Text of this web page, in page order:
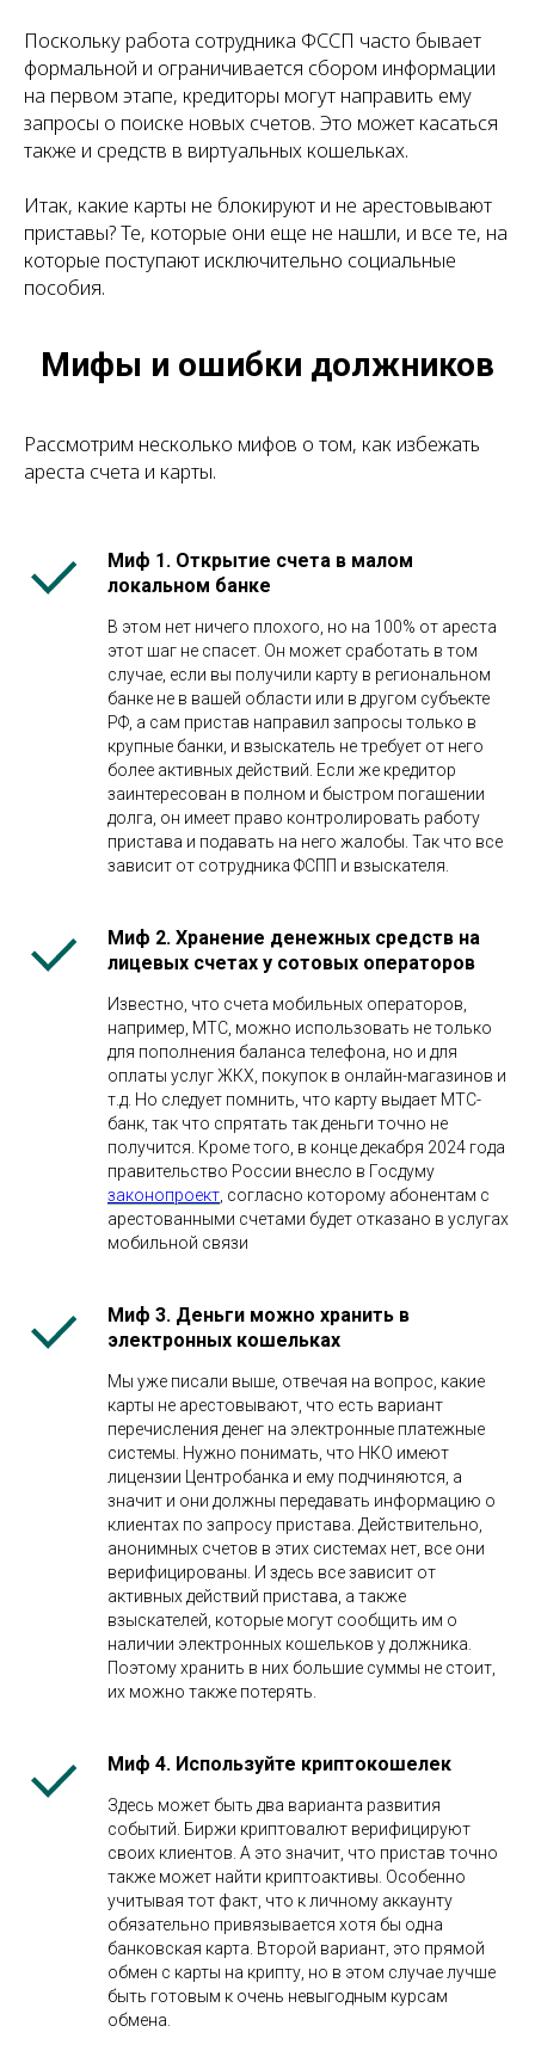
Поскольку работа сотрудника ФССП часто бывает
формальной и ограничивается сбором информации
на первом этапе, кредиторы могут направить ему
запросы о поиске новых счетов. Это может касаться
также и средств в виртуальных кошельках.
Итак, какие карты не блокируют и не арестовывают
приставы? Те, которые они еще не нашли, и все те, на
которые поступают исключительно социальные
пособия.
Мифы и ошибки должников
Рассмотрим несколько мифов о том, как избежать
ареста счета и карты.
Миф 1. Открытие счета в малом
локальном банке
В этом нет ничего плохого, но на 100% от ареста
этот шаг не спасет. Он может сработать в том
случае, если вы получили карту в региональном
банке не в вашей области или в другом субъекте
РФ, а сам пристав направил запросы только в
крупные банки, и взыскатель не требует от него
более активных действий. Если же кредитор
заинтересован в полном и быстром погашении
долга, он имеет право контролировать работу
пристава и подавать на него жалобы. Так что все
зависит от сотрудника ФСПП и взыскателя.
Миф 2. Хранение денежных средств на
лицевых счетах у сотовых операторов
Известно, что счета мобильных операторов,
например, МТС, можно использовать не только
для пополнения баланса телефона, но и для
оплаты услуг ЖКХ, покупок в онлайн-магазинов и
т.д. Но следует помнить, что карту выдает МТС-
банк, так что спрятать так деньги точно не
получится. Кроме того, в конце декабря 2024 года
правительство России внесло в Госдуму
законопроект , согласно которому абонентам с
арестованными счетами будет отказано в услугах
мобильной связи
Миф 3. Деньги можно хранить в
электронных кошельках
Мы уже писали выше, отвечая на вопрос, какие
карты не арестовывают, что есть вариант
перечисления денег на электронные платежные
системы. Нужно понимать, что НКО имеют
лицензии Центробанка и ему подчиняются, а
значит и они должны передавать информацию о
клиентах по запросу пристава. Действительно,
анонимных счетов в этих системах нет, все они
верифицированы. И здесь все зависит от
активных действий пристава, а также
взыскателей, которые могут сообщить им о
наличии электронных кошельков у должника.
Поэтому хранить в них большие суммы не стоит,
их можно также потерять.
Миф 4. Используйте криптокошелек
Здесь может быть два варианта развития
событий. Биржи криптовалют верифицируют
своих клиентов. А это значит, что пристав точно
также может найти криптоактивы. Особенно
учитывая тот факт, что к личному аккаунту
обязательно привязывается хотя бы одна
банковская карта. Второй вариант, это прямой
обмен с карты на крипту, но в этом случае лучше
быть готовым к очень невыгодным курсам
обмена.